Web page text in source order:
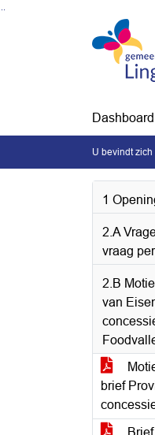
Ga naar de inhoud van
Dashboard
U bevindt zich
1
2.A
vraag
2.B
van
brief